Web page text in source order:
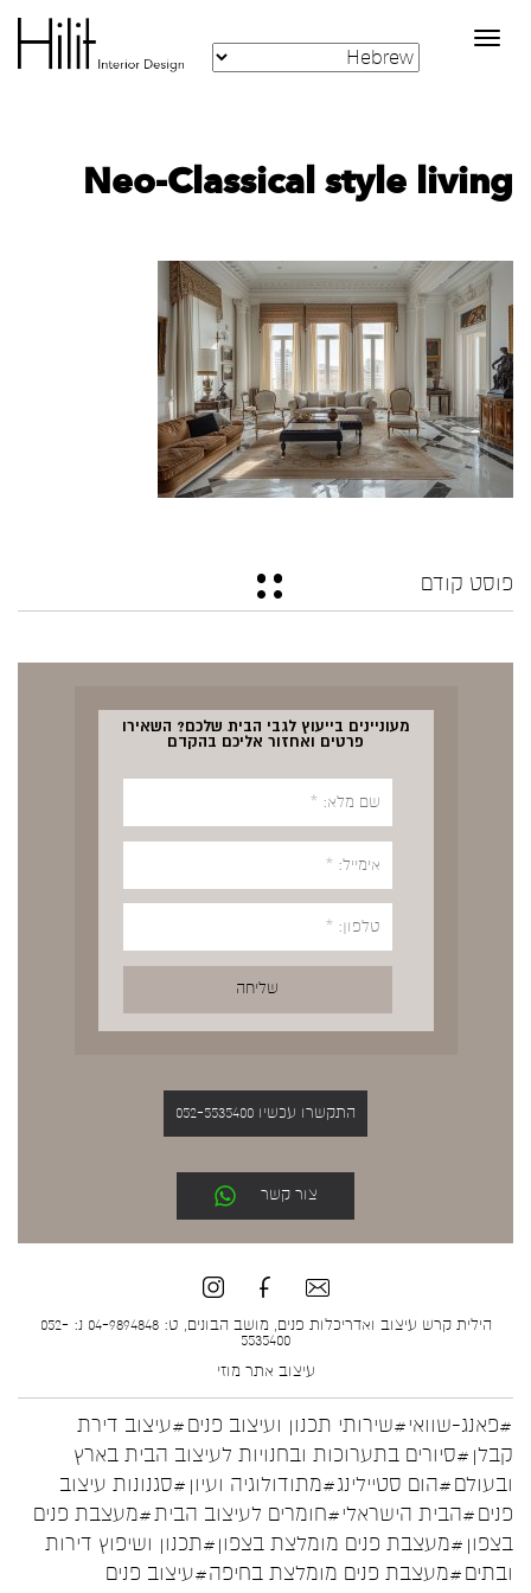
Toggle
navigation
Neo-Classical style living
פוסט קודם
מעוניינים בייעוץ לגבי הבית שלכם? השאירו
פרטים ואחזור אליכם בהקדם
התקשרו עכשיו 052-5535400
צור קשר
הילית קרש עיצוב ואדריכלות פנים, מושב הבונים, ט: 04-9894848 נ: 052-
5535400
עיצוב אתר מוזי
#פאנג-שוואי#שירותי תכנון ועיצוב פנים#עיצוב דירת
קבלן #סיורים בתערוכות ובחנויות לעיצוב הבית בארץ
ובעולם#הום סטיילינג#מתודולוגיה ועיון #סגנונות עיצוב
פנים#הבית הישראלי#חומרים לעיצוב הבית#מעצבת פנים
בצפון #מעצבת פנים מומלצת בצפון#תכנון ושיפוץ דירות
ובתים#מעצבת פנים מומלצת בחיפה#עיצוב פנים